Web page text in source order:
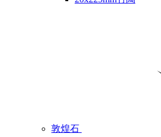
敦煌石